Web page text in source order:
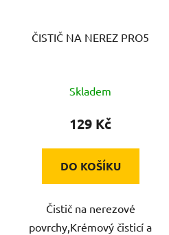
ČISTIČ NA NEREZ PRO5
Skladem
129 Kč
DO KOŠÍKU
Čistič na nerezové
povrchy,Krémový čisticí a